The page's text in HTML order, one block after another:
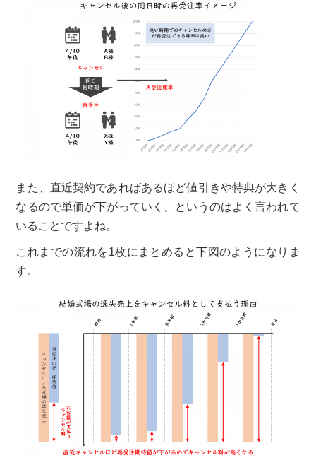
また、直近契約であればあるほど値引きや特典が大きく
なるので単価が下がっていく、というのはよく言われて
いることですよね。
これまでの流れを1枚にまとめると下図のようになりま
す。